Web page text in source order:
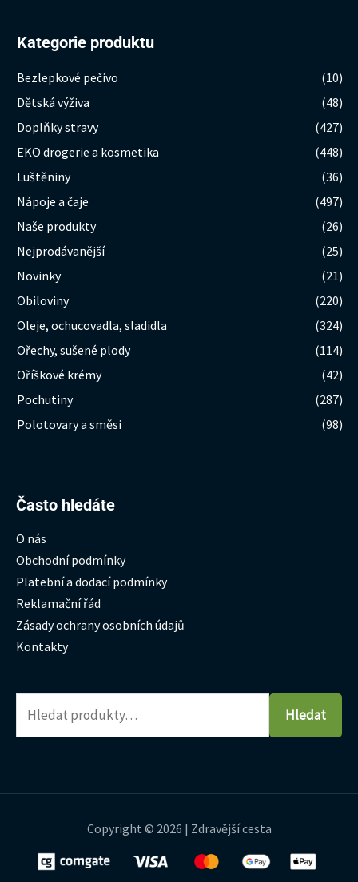
Kategorie produktu
Bezlepkové pečivo
(10)
Dětská výživa
(48)
Doplňky stravy
(427)
EKO drogerie a kosmetika
(448)
Luštěniny
(36)
Nápoje a čaje
(497)
Naše produkty
(26)
Nejprodávanější
(25)
Novinky
(21)
Obiloviny
(220)
Oleje, ochucovadla, sladidla
(324)
Ořechy, sušené plody
(114)
Oříškové krémy
(42)
Pochutiny
(287)
Polotovary a směsi
(98)
Často hledáte
O nás
Obchodní podmínky
Platební a dodací podmínky
Reklamační řád
Zásady ochrany osobních údajů
Kontakty
Hledat:
Hledat
Copyright © 2026 | Zdravější cesta